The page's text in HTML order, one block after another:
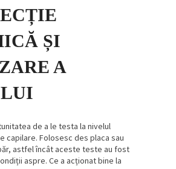
ȘI
A
de a le testa la nivelul
capilare. Folosesc des placa sau
astfel încât aceste teste au fost
aspre. Ce a acționat bine la